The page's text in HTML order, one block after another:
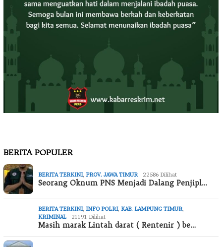
BERITA POPULER
BERITA TERKINI, PROV. JAWA TIMUR 22586 Dilihat
Seorang Oknum PNS Menjadi Dalang Penjipl…
BERITA TERKINI, INFO POLRI, KAB. LAMPUNG TIMUR,
KRIMINAL
21191 Dilihat
Masih marak Lintah darat ( Rentenir ) be…